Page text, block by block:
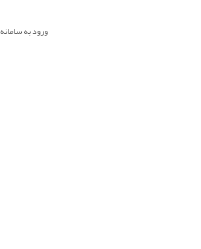
ورود به سامانه